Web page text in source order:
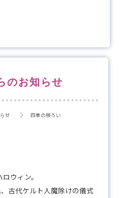
のお知らせ
せ
四季の移ろい
ウィン。
古代ケルト人魔除けの儀式